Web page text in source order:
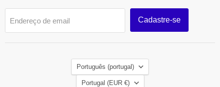
Endereço de email Cadastre-se
Idioma
Português (portugal)
País
Portugal (EUR €)